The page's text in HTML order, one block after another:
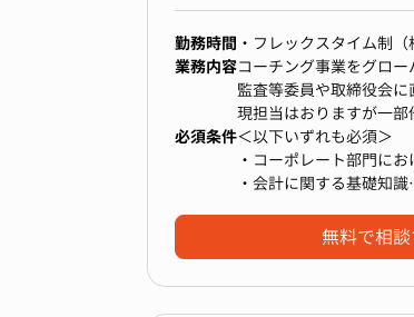
・社内ステークホルダ
■ 採用ブランディング
・エンプロイヤーブラン
・採用イベントの企画
・ダイバーシティ採用
■ その他
・インターンシップお
・オンボーディングプ
・採用プロセス設計お
・採用イベントの企画
・採用ブランディングの
・採用関連プロジェク
■ ビジネススキル
・チームマネジメント
・日本語（ネイティブ
・プレゼンテーション
・高いコミュニケーショ
・コンプライアンス意識
勤務時間 ・フレックスタイム制
業務内容コーチング事業をグロ
監査等委員や取締役会に
現担当はおりますが一部
今回ご入社いただく方に
▼主な業務内容
1．内部監査（業務監査）
必須条件＜以下いずれも必須＞
・コーポレート部門に
・会計に関する基礎知識
・ITリテラシー無料で相